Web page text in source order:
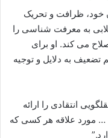
خود، ظرافت و تحریک
به معرفت شناسی را
می کند. او برای
تضعیف به دلایل و توجیه
انتقادی را ارائه
… مورد علاقه هر کسی که